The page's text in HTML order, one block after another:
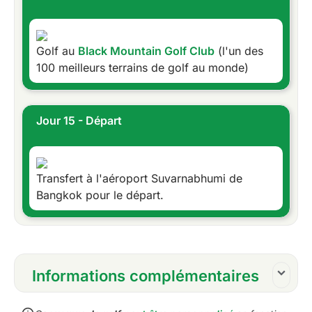
Golf au Black Mountain Golf Club (l'un des
100 meilleurs terrains de golf au monde)
Jour 15 - Départ
Transfert à l'aéroport Suvarnabhumi de
Bangkok pour le départ.
Informations complémentaires
Inclusions :